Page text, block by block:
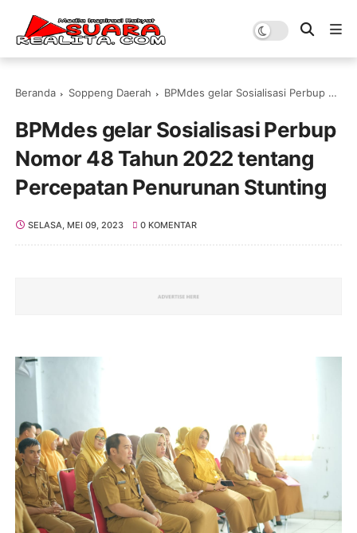
Beranda Soppeng Daerah BPMdes gelar Sosialisasi Perbup Nomor 48 Tahun 2022 tentang Percepatan Penurunan Stunting
BPMdes gelar Sosialisasi Perbup
Nomor 48 Tahun 2022 tentang
Percepatan Penurunan Stunting
SELASA, MEI 09, 2023 0 KOMENTAR